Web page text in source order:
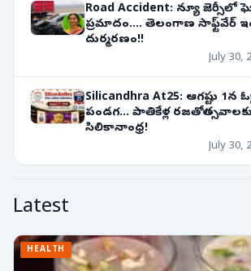
Road Accident: న్యూ జెర్సీలో
ప్రమాదం.... తెలంగాణ సాఫ్ట్‌వేర్
దుర్మరణం!!
July 30,
Silicandhra At25: ఆగష్టు 1న
పండగ... పాతికేళ్ల
సిలికానాంధ్ర!
July 30,
Latest
HEALTH